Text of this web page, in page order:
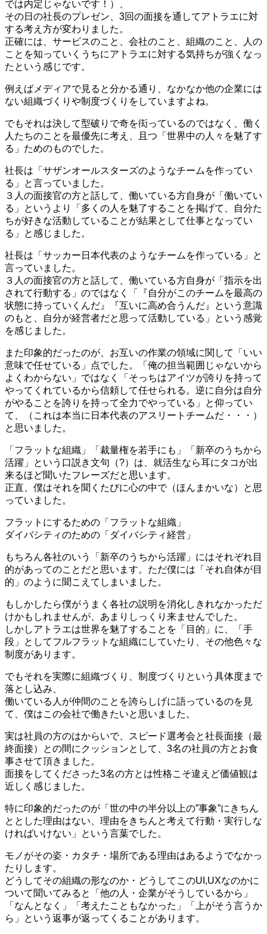
では内定じゃないです！）、
その日の社長のプレゼン、3回の面接を通してアトラエに対
する考え方が変わりました。
正確には、サービスのこと、会社のこと、組織のこと、人の
ことを知っていくうちにアトラエに対する気持ちが強くなっ
たという感じです。
例えばメディアで見ると分かる通り、なかなか他の企業には
ない組織づくりや制度づくりをしていますよね。
でもそれは決して型破りで奇を衒っているのではなく、働く
人たちのことを最優先に考え、且つ「世界中の人々を魅了す
る」ためのものでした。
社長は「サザンオールスターズのようなチームを作ってい
る」と言っていました。
３人の面接官の方と話して、働いている方自身が「働いてい
る」というより「多くの人を魅了することを掲げて、自分た
ちが好きな活動していることが結果として仕事となってい
る」と感じました。
社長は「サッカー日本代表のようなチームを作っている」と
言っていました。
３人の面接官の方と話して、働いている方自身が「指示を出
されて行動する」のではなく「『自分がこのチームを最高の
状態に持っていくんだ』『互いに高め合うんだ』という意識
のもと、自分が経営者だと思って活動している」という感覚
を感じました。
また印象的だったのが、お互いの作業の領域に関して「いい
意味で任せている」点でした。「俺の担当範囲じゃないから
よくわからない」ではなく「そっちはアイツが誇りを持って
やってくれているから信頼して任せられる。逆に自分は自分
がやることを誇りを持って全力でやっている」と仰ってい
て、（これは本当に日本代表のアスリートチームだ・・・）
と思いました。
「フラットな組織」「裁量権を若手にも」「新卒のうちから
活躍」という口説き文句（?）は、就活生なら耳にタコが出
来るほど聞いたフレーズだと思います。
正直、僕はそれを聞くたびに心の中で（ほんまかいな）と思
っていました。
フラットにするための「フラットな組織」
ダイバシティのための「ダイバシティ経営」
もちろん各社のいう「新卒のうちから活躍」にはそれぞれ目
的があってのことだと思います。ただ僕には「それ自体が目
的」のように聞こえてしまいました。
もしかしたら僕がうまく各社の説明を消化しきれなかっただ
けかもしれませんが、あまりしっくり来ませんでした。
しかしアトラエは世界を魅了することを「目的」に、「手
段」としてフルフラットな組織にしていたり、その他色々な
制度があります。
でもそれを実際に組織づくり、制度づくりという具体度まで
落とし込み、
働いている人が仲間のことを誇らしげに語っているのを見
て、僕はこの会社で働きたいと思いました。
実は社員の方のはからいで、スピード選考会と社長面接（最
終面接）との間にクッションとして、3名の社員の方とお食
事させて頂きました。
面接をしてくださった3名の方とは性格こそ違えど価値観は
近しく感じました。
特に印象的だったのが「世の中の半分以上の”事象”にきちん
ととした理由はない、理由をきちんと考えて行動・実行しな
ければいけない」という言葉でした。
モノがその姿・カタチ・場所である理由はあるようでなかっ
たりします。
どうしてその組織の形なのか・どうしてこのUI,UXなのかに
ついて聞いてみると「他の人・企業がそうしているから」
「なんとなく」「考えたこともなかった」「上がそう言うか
ら」という返事が返ってくることがあります。